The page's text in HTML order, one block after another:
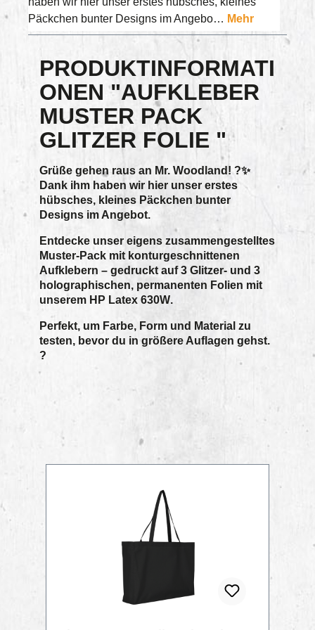
Päckchen bunter Designs im Angebo… Mehr
PRODUKTINFORMATI
ONEN "AUFKLEBER
MUSTER PACK
GLITZER FOLIE "
Grüße gehen raus an Mr. Woodland! ?✨
Dank ihm haben wir hier unser erstes
hübsches, kleines Päckchen bunter
Designs im Angebot.
Entdecke unser eigens zusammengestelltes
Muster-Pack mit konturgeschnittenen
Aufklebern – gedruckt auf3 Glitzer- und 3
holographischen, permanenten Folien mit
unserem HP Latex 630W.
Perfekt, um Farbe, Form und Material zu
testen, bevor du in größere Auflagen gehst.
?